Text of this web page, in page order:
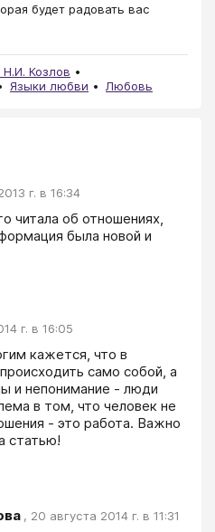
будет радовать вас
Н.И. Козлов
Языки любви Любовь
г. в 16:34
читала об отношениях,
была новой и
г. в 16:05
кажется, что в
само собой, а
и непонимание - люди
в том, что человек не
- это работа. Важно
статью!
, 20 августа 2014 г. в 11:31